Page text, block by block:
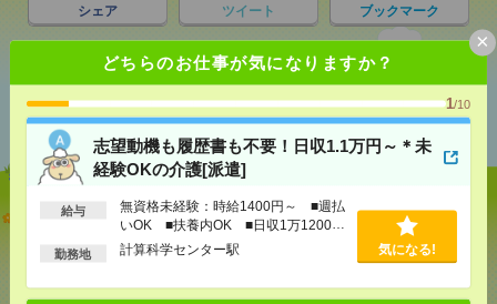
どちらのお仕事が気になりますか？
1/10
志望動機も履歴書も不要！日収1.1万円～＊未
経験OKの介護[派遣]
給与
無資格未経験：時給1400円～ ■週払
いOK ■扶養内OK ■日収1万1200円
以上
勤務地 計算科学センター駅 気になる!
×
シェア ツイート ブックマーク
あなたの閲覧履歴からの
おすすめ
志望動機も履歴書も不要！日収1.1万円～＊未経験OK
の介護[派遣]
OK ■扶養内OK ■日収1万1200円以上